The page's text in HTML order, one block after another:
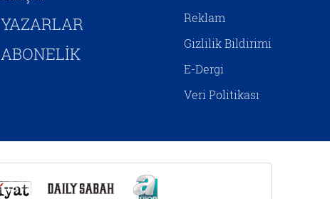
kehanetlerin gerçekleşmesini
sağlamaya yönelik adımlar olarak
yorumlamak mümkündür.
YAZARLAR
ABONELİK
Reklam
Gizlilik Bildirimi
E-Dergi
Veri Politikası